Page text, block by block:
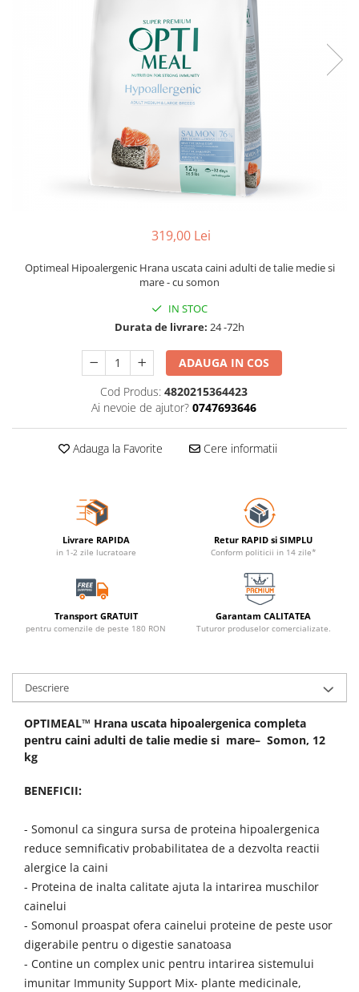
319,00 Lei
Optimeal Hipoalergenic Hrana uscata caini adulti de talie medie si
mare - cu somon
IN STOC
Durata de livrare: 24 -72h
ADAUGA IN COS
Cod Produs: 4820215364423
Ai nevoie de ajutor? 0747693646
Adauga la Favorite Cere informatii
Livrare RAPIDA
in 1-2 zile lucratoare
Retur RAPID si SIMPLU
Conform politicii in 14 zile*
Transport GRATUIT
pentru comenzile de peste 180 RON
Garantam CALITATEA
Tuturor produselor comercializate.
Descriere
OPTIMEAL™ Hrana uscata hipoalergenica completa
pentru caini adulti de talie medie si mare– Somon, 12
kg
BENEFICII:
- Somonul ca singura sursa de proteina hipoalergenica
reduce semnificativ probabilitatea de a dezvolta reactii
alergice la caini
- Proteina de inalta calitate ajuta la intarirea muschilor
cainelui
- Somonul proaspat ofera cainelui proteine ​​de peste usor
digerabile pentru o digestie sanatoasa
- Contine un complex unic pentru intarirea sistemului
imunitar Immunity Support Mix- plante medicinale,